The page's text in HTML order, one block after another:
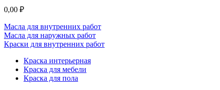
0,00 ₽
Масла для внутренних работ
Масла для наружных работ
Краски для внутренних работ
Краска интерьерная
Краска для мебели
Краска для пола